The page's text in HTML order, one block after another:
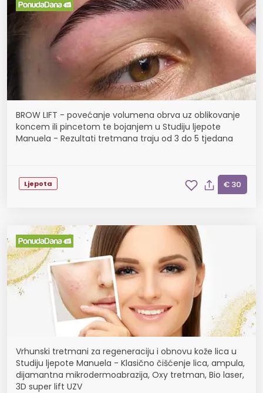
BROW LIFT - povećanje volumena obrva uz oblikovanje
koncem ili pincetom te bojanjem u Studiju ljepote
Manuela - Rezultati tretmana traju od 3 do 5 tjedana
Ljepota € 30
Vrhunski tretmani za regeneraciju i obnovu kože lica u
Studiju ljepote Manuela - Klasično čišćenje lica, ampula,
dijamantna mikrodermoabrazija, Oxy tretman, Bio laser,
3D super lift UZV